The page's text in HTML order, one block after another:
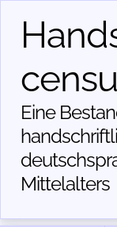
Eine
Mittelalters